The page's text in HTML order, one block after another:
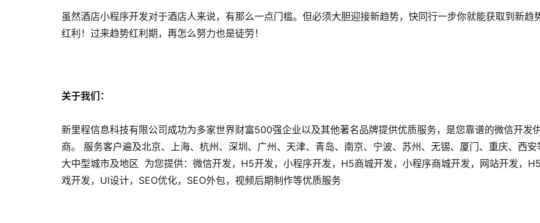
虽然酒店小程序开发对于酒店人来说，有那么一点门槛。但必须大胆迎接新趋势，快同行一步你就能获取到新趋
红利！过来趋势红利期，再怎么努力也是徒劳！
关于我们：
新里程信息科技有限公司成功为多家世界财富500强企业以及其他著名品牌提供优质服务，是您靠谱的微信开发
商。 服务客户遍及北京、上海、杭州、深圳、广州、天津、青岛、南京、宁波、苏州、无锡、厦门、重庆、西安
大中型城市及地区 为您提供：微信开发，H5开发，小程序开发，H5商城开发，小程序商城开发，网站开发，
戏开发，UI设计，SEO优化，SEO外包，视频后期制作等优质服务